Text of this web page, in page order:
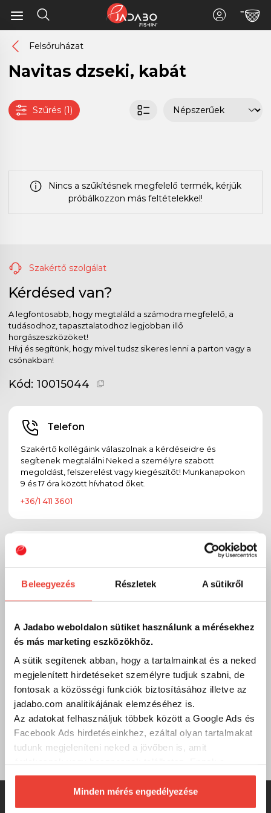
Beleegyezés Részletek A sütikről
A Jadabo weboldalon sütiket használunk a mérésekhez
és más marketing eszközökhöz.
A sütik segítenek abban, hogy a tartalmainkat és a neked
megjelenített hirdetéseket személyre tudjuk szabni, de
fontosak a közösségi funkciók biztosításához illetve az
jadabo.com analitikájának elemzéséhez is.
Az adatokat felhasználjuk többek között a Google Ads és
Facebook Ads hirdetéseinkhez, ezáltal olyan tartalmakat
tudunk megjeleníteni neked a jövőben is, amit
biztosításához arra kérünk, hogy engedd meg
számunkra minden mérés használatát.
Természetesensoha semmilyen formában nem fogunk
Minden mérés engedélyezése
Felsőruházat
Navitas dzseki, kabát
Szűrés (1)
Nincs a szűkítésnek megfelelő termék, kérjük
próbálkozzon más feltételekkel!
Szakértő szolgálat
Kérdésed van?
A legfontosabb, hogy megtaláld a számodra megfelelő, a
tudásodhoz, tapasztalatodhoz legjobban illő
horgászeszközöket!
Hívj és segítünk, hogy mivel tudsz sikeres lenni a parton vagy a
csónakban!
Kód: 10015044
Telefon
Szakértő kollégáink válaszolnak a kérdéseidre és
segítenek megtalálni Neked a személyre szabott
megoldást, felszerelést vagy kiegészítőt! Munkanapokon
9 és 17 óra között hívhatod őket.
+36/1 411 3601
reklamációd van, oszd meg velünk emailben:
Gyik
Összegyűjtöttük a legfontosabb kérdéseket és válaszokat
a weboldalról és a JADABO-ról. Böngészd őket kedved
szerint, ha esetleg nem találod, amit kerestél, hívj minket
vagy írj nekünk! Görbüljön!
Gyakran ismételt kérdések